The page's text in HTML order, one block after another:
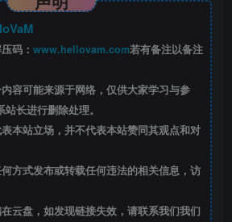
码： www.hellovam.com若有备注以备注
容可能来源于网络，仅供大家学习与参
长进行删除处理。
本站立场，并不代表本站赞同其观点和对
方式发布或转载任何违法的相关信息，访
云盘，如发现链接失效，请联系我们我们